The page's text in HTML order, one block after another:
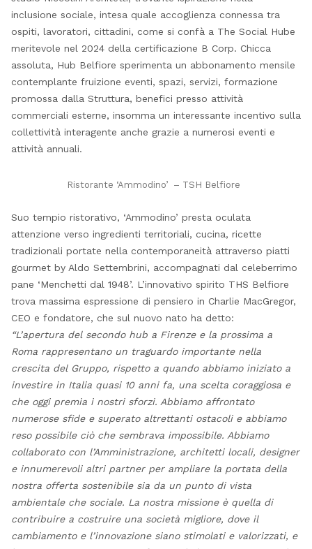
inclusione sociale, intesa quale accoglienza connessa tra
ospiti, lavoratori, cittadini, come si confà a The Social Hube
meritevole nel 2024 della certificazione B Corp. Chicca
assoluta, Hub Belfiore sperimenta un abbonamento mensile
contemplante fruizione eventi, spazi, servizi, formazione
promossa dalla Struttura, benefici presso attività
commerciali esterne, insomma un interessante incentivo sulla
collettività interagente anche grazie a numerosi eventi e
attività annuali.
Ristorante ‘Ammodino’ – TSH Belfiore
Suo tempio ristorativo, ‘Ammodino’ presta oculata
attenzione verso ingredienti territoriali, cucina, ricette
tradizionali portate nella contemporaneità attraverso piatti
gourmet by Aldo Settembrini, accompagnati dal celeberrimo
pane ‘Menchetti dal 1948’. L’innovativo spirito THS Belfiore
trova massima espressione di pensiero in Charlie MacGregor,
CEO e fondatore, che sul nuovo nato ha detto:
“L’apertura del secondo hub a Firenze e la prossima a
Roma rappresentano un traguardo importante nella
crescita del Gruppo, rispetto a quando abbiamo iniziato a
investire in Italia quasi 10 anni fa, una scelta coraggiosa e
che oggi premia i nostri sforzi. Abbiamo affrontato
numerose sfide e superato altrettanti ostacoli e abbiamo
reso possibile ciò che sembrava impossibile. Abbiamo
collaborato con l’Amministrazione, architetti locali, designer
e innumerevoli altri partner per ampliare la portata della
nostra offerta sostenibile sia da un punto di vista
ambientale che sociale. La nostra missione è quella di
contribuire a costruire una società migliore, dove il
cambiamento e l’innovazione siano stimolati e valorizzati, e